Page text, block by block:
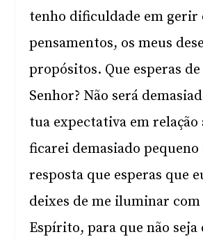
tenho dificuldade em gerir
pensamentos, os meus
propósitos. Que esperas
Senhor? Não será
tua expectativa em relação
ficarei demasiado
resposta que esperas que
deixes de me iluminar
Espírito, para que não seja